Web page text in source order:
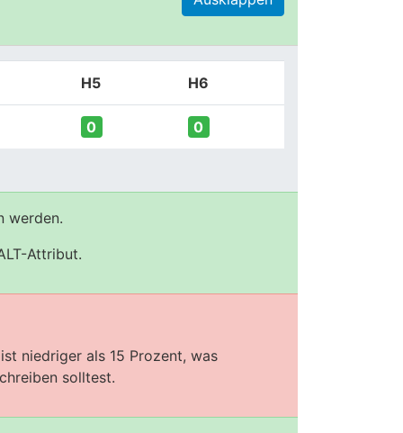
H5 H6
0 0
werden.
Attribut.
niedriger als 15 Prozent, was
solltest.